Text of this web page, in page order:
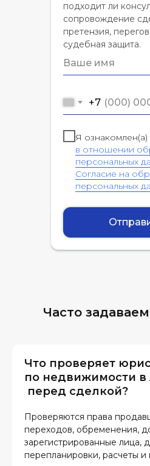
подходит ли
сопровождение
претензия,
судебная защита.
+7
Я ознакомлен(а)
в отношении
персональных
Согласие на
персональных
Часто
Что проверяет
по недвижимости в
перед сделкой?
Проверяются права
переходов, обременения,
зарегистрированные лица,
перепланировки, расчеты